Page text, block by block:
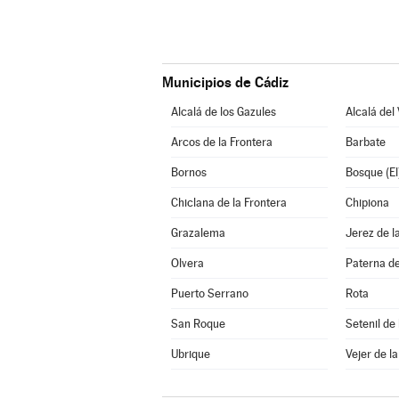
Municipios de Cádiz
Alcalá de los Gazules Alcalá del
Arcos de la Frontera Barbate
Bornos Bosque
Chiclana de la Frontera Chipiona
Grazalema Jerez de
Olvera Paterna
Puerto Serrano Rota
San Roque Setenil de
Ubrique Vejer de